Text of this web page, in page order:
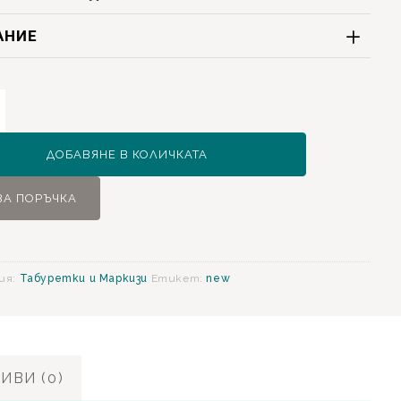
ДОБАВЯНЕ В КОЛИЧКАТА
ПОРЪЧКА
Табуретки и Маркизи Етикет:new
(0)